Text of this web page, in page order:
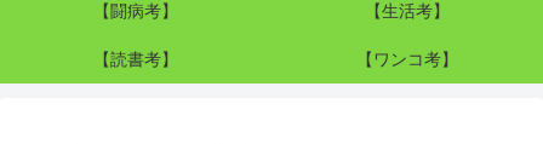
【闘病考】 【生活考】
【読書考】 【ワンコ考】